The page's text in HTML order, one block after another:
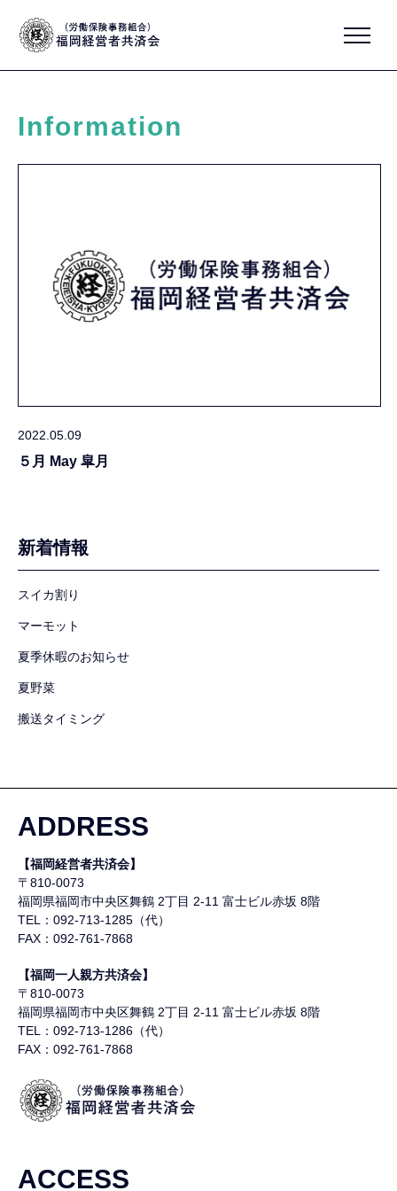
Information
2022.05.09
５月 May 皐月
新着情報
スイカ割り
マーモット
夏季休暇のお知らせ
夏野菜
搬送タイミング
ADDRESS
【福岡経営者共済会】
〒810-0073
福岡県福岡市中央区舞鶴 2丁目 2-11 富士ビル赤坂 8階
TEL：092-713-1285（代）
FAX：092-761-7868
【福岡一人親方共済会】
〒810-0073
福岡県福岡市中央区舞鶴 2丁目 2-11 富士ビル赤坂 8階
TEL：092-713-1286（代）
FAX：092-761-7868
ACCESS